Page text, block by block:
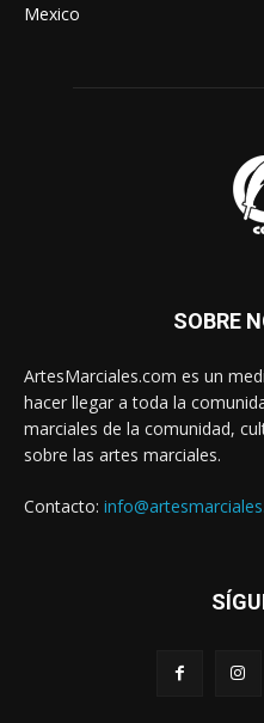
Mexico
SOBRE
ArtesMarciales.com es un
hacer llegar a toda la
marciales de la comunidad,
sobre las artes marciales.
Contacto: